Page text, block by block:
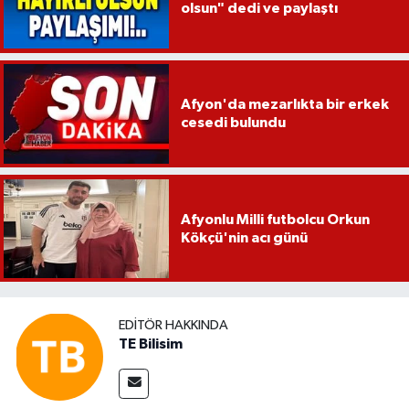
olsun" dedi ve paylaştı
Afyon'da mezarlıkta bir erkek
cesedi bulundu
Afyonlu Milli futbolcu Orkun
Kökçü'nin acı günü
EDITÖR HAKKINDA
TE Bilisim